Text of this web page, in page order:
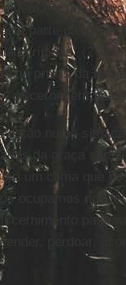
em uma
parte da
rígidas” (243 e
na práxis da
estão numa
da graça
e um clima que
ocupamos dos
perdoar,